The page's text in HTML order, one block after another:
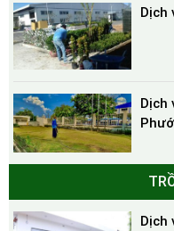
Dịch
Dịch
Dịch